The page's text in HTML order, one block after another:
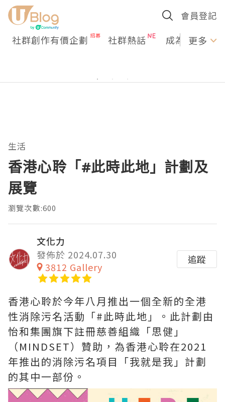
會員登記
社群創作有價企劃 社群熱話 成為U更多
生活
香港心聆「#此時此地」計劃及
展覽
瀏覽次數:600
文化力
發佈於 2024.07.30
3812 Gallery
追蹤
香港心聆於今年八月推出一個全新的全港
性消除污名活動「#此時此地」。此計劃由
怡和集團旗下註冊慈善組織「思健」
（MINDSET）贊助，為香港心聆在2021
年推出的消除污名項目「我就是我」計劃
的其中一部份。